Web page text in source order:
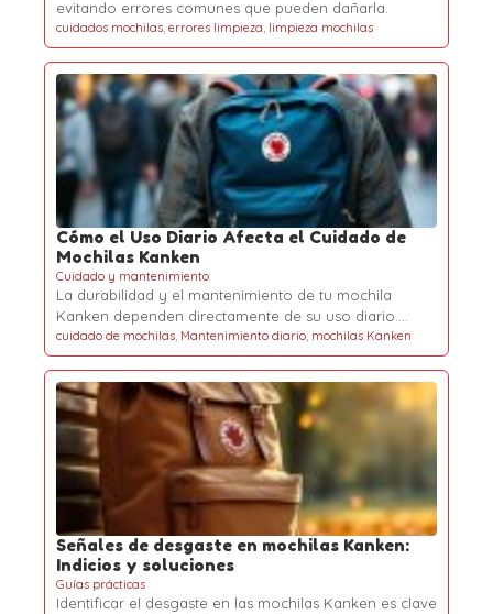
evitando errores comunes que pueden dañarla.
cuidados mochilas, errores limpieza, limpieza mochilas
Cómo el Uso Diario Afecta el Cuidado de
Mochilas Kanken
Cuidado y mantenimiento
La durabilidad y el mantenimiento de tu mochila
Kanken dependen directamente de su uso diario.…
cuidado de mochilas, Mantenimiento diario, mochilas Kanken
Señales de desgaste en mochilas Kanken:
Indicios y soluciones
Guías prácticas
Identificar el desgaste en las mochilas Kanken es clave